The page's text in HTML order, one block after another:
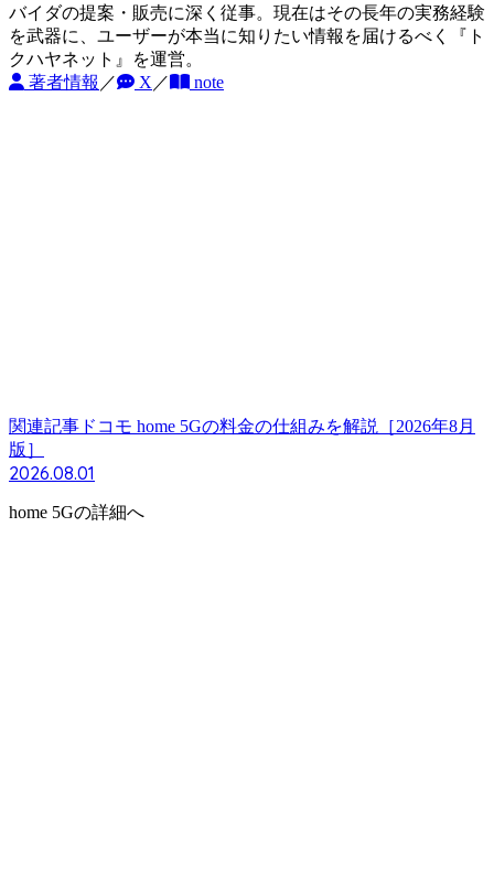
バイダの提案・販売に深く従事。現在はその長年の実務経験
を武器に、ユーザーが本当に知りたい情報を届けるべく『ト
クハヤネット』を運営。
著者情報 ／ X ／ note
関連記事 ドコモ home 5Gの料金の仕組みを解説［2026年8月
版］
2026.08.01
home 5Gの詳細へ